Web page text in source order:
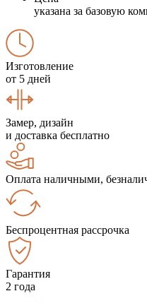
указана за базовую
Изготовление
от 5 дней
Замер, дизайн
и доставка бесплатно
Оплата наличными,
Беспроцентная рассрочка
Гарантия
2 года